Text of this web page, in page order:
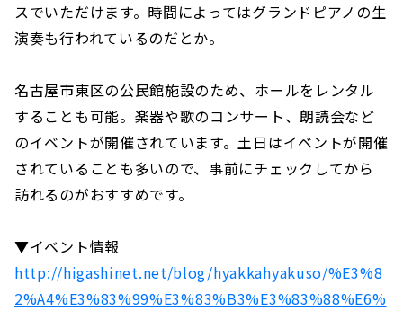
スでいただけます。時間によってはグランドピアノの生
演奏も行われているのだとか。
名古屋市東区の公民館施設のため、ホールをレンタル
することも可能。楽器や歌のコンサート、朗読会など
のイベントが開催されています。土日はイベントが開催
されていることも多いので、事前にチェックしてから
訪れるのがおすすめです。
▼イベント情報
http://higashinet.net/blog/hyakkahyakuso/%E3%8
2%A4%E3%83%99%E3%83%B3%E3%83%88%E6%